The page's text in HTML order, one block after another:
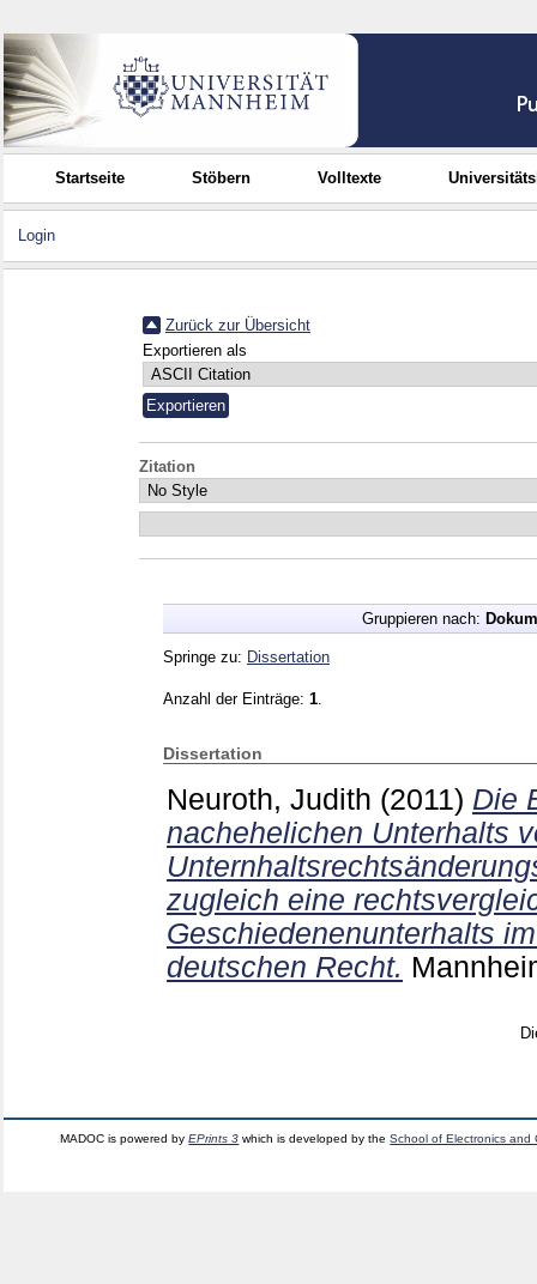
Startseite Stöbern Volltexte
Login
Zurück zur Übersicht
Exportieren als
Zitation
Gruppieren nach:
Springe zu: Dissertation
Anzahl der Einträge: 1
Dissertation
Neuroth, Judith (2011) Die
nachehelichen Unterhalts
zugleich eine
Geschiedenenunterhalts
deutschen Recht.
MADOC is powered byEPrints 3 which is developed by theSchool of Electronics and